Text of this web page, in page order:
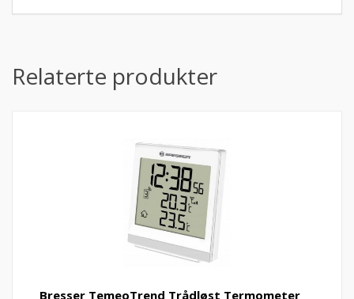
Relaterte produkter
Bresser TemeoTrend Trådløst Termometer